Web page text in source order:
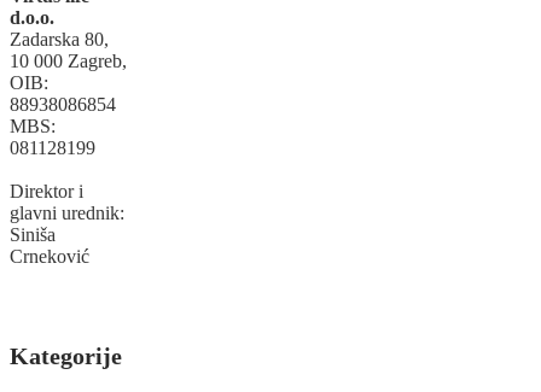
d.o.o.
Zadarska 80,
10 000 Zagreb,
OIB:
88938086854
MBS:
081128199
Direktor i
glavni urednik:
Siniša
Crneković
Kategorije